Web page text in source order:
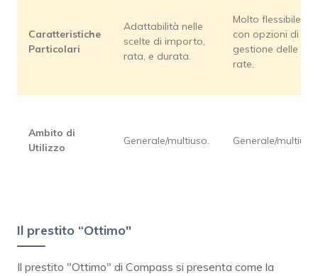
Caratteristiche
Particolari
Adattabilità nelle
scelte di importo,
rata, e durata.
Molto flessibile,
con opzioni di
gestione delle
rate.
Ambito di
Utilizzo
Generale/multiuso. Generale/multiuso.
Il prestito “Ottimo"
Il prestito "Ottimo" di Compass si presenta come la